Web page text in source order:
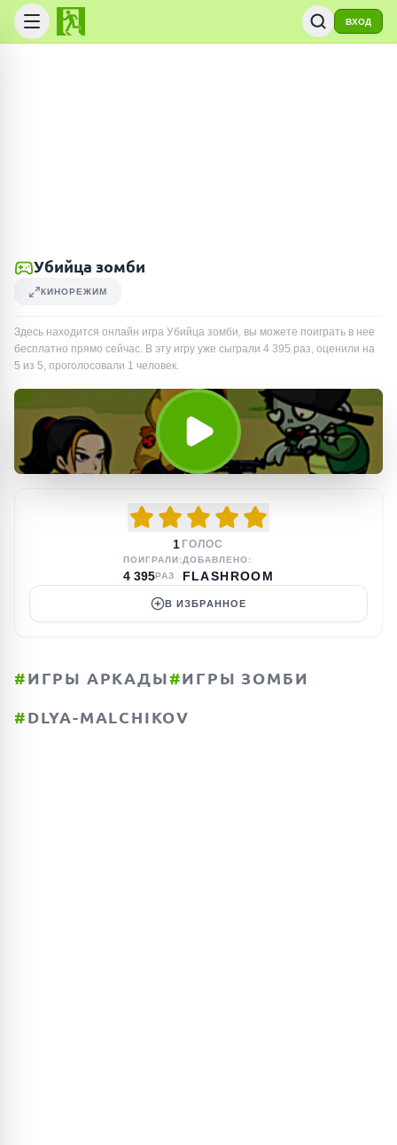
ВХОД
Убийца зомби
КИНОРЕЖИМ
Здесь находится онлайн игра Убийца зомби, вы можете поиграть в нее
бесплатно прямо сейчас. В эту игру уже сыграли 4 395 раз, оценили на
5 из 5, проголосовали 1 человек.
1 ГОЛОС
ПОИГРАЛИ:
4 395РАЗ
ДОБАВЛЕНО:
FLASHROOM
В ИЗБРАННОЕ
#ИГРЫ АРКАДЫ#ИГРЫ ЗОМБИ
#DLYA-MALCHIKOV